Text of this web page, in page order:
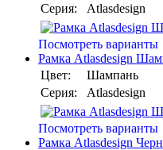
Серия:
Atlasdesign
Посмотреть варианты
Рамка Atlasdesign
Цвет:
Шампань
Серия:
Atlasdesign
Посмотреть варианты
Рамка Atlasdesign